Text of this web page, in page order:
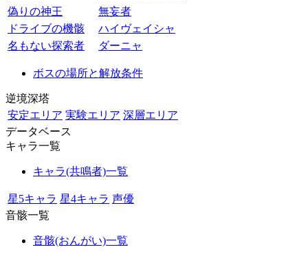
偽りの神王
無妄者
ドライブの機骸
ハイヴェイシャ
名もない探索者
ダーニャ
ボスの場所と解放条件
逆境深塔
安定エリア 実験エリア 深層エリア
データベース
キャラ一覧
キャラ(共鳴者)一覧
星5キャラ 星4キャラ 声優
音骸一覧
音骸(おんがい)一覧